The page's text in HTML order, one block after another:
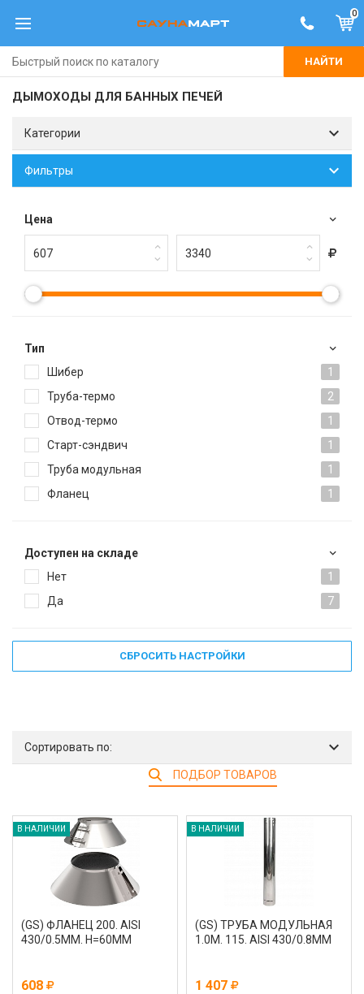
0
НАЙТИ
ДЫМОХОДЫ ДЛЯ БАННЫХ ПЕЧЕЙ
Категории
Фильтры
Цена
Тип
Шибер
1
Труба-термо
2
Отвод-термо
1
Старт-сэндвич
1
Труба модульная
1
Фланец
1
Доступен на складе
Нет
1
Да
7
СБРОСИТЬ НАСТРОЙКИ
Сортировать по:
ПОДБОР ТОВАРОВ
В НАЛИЧИИ
(GS) ФЛАНЕЦ 200. AISI
430/0.5ММ. H=60ММ
608
В НАЛИЧИИ
(GS) ТРУБА МОДУЛЬНАЯ
1.0М. 115. AISI 430/0.8ММ
1 407